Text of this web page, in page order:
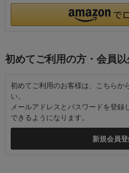
初めてご利用の方・会員
初めてご利用のお客様は、こちらか
い。
メールアドレスとパスワードを登録
できるようになります。